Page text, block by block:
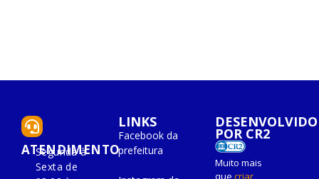
ATENDIMENTO
Segunda à
Sexta de
LINKS
Facebook da
prefeitura
DESENVOLVIDO
POR CR2
Muito mais
que criar